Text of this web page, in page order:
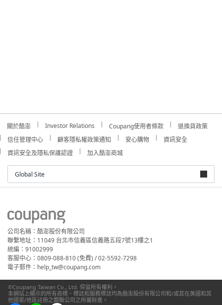
關於酷澎 Investor Relations Coupang使用者條款
退換貨政策
信任管理中心
顧客隱私權政策通知 安心購物
資訊安全
資訊安全及隱私保護認證
加入酷澎商城
Global Site
公司名稱：酷澎股份有限公司
聯繫地址：11049 台北市信義區信義路五段7號13樓之1
統編：91002999
客服中心：0809-088-810 (免費) / 02-5592-7298
電子郵件：help_tw@coupang.com
©Coupang Taiwan Co., Ltd. 保留所有權利。
本網站上顯示的所有商標、標誌和服務標誌均為酷澎股份有限公司和/或其在美國和其
他國家/地區註冊之關聯公司之所屬財產。